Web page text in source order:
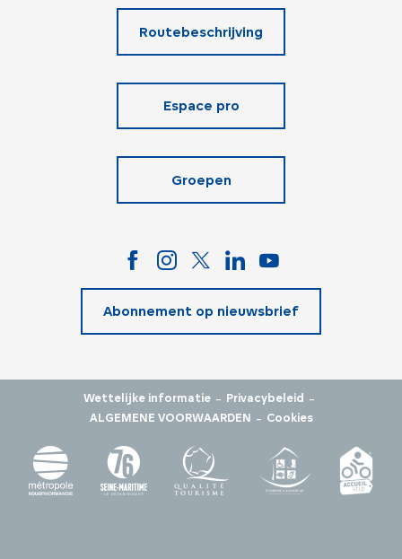
Routebeschrijving
Espace pro
Groepen
Abonnement op nieuwsbrief
Wettelijke informatie - Privacybeleid -
ALGEMENE VOORWAARDEN - Cookies